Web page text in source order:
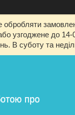
до
В суботу та
про